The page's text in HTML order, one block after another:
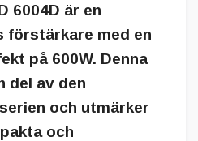
6004D är en
förstärkare med en
på 600W. Denna
del av den
och utmärker
och